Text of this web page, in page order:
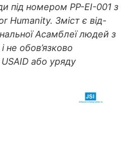
під номером PP-EI-001 з
Humanity. Зміст є від-
Асамблеї людей з
не обов’язково
або уряду